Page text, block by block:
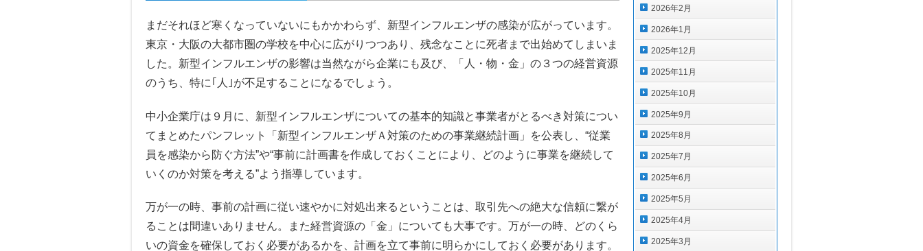
まだそれほど寒くなっていないにもかかわらず、新型インフルエンザの感染が広がっています。
東京・大阪の大都市圏の学校を中心に広がりつつあり、残念なことに死者まで出始めてしまいま
した。新型インフルエンザの影響は当然ながら企業にも及び、「人・物・金」の３つの経営資源
のうち、特に｢人｣が不足することになるでしょう。
中小企業庁は９月に、新型インフルエンザについての基本的知識と事業者がとるべき対策につい
てまとめたパンフレット「新型インフルエンザＡ対策のための事業継続計画」を公表し、“従業
員を感染から防ぐ方法”や“事前に計画書を作成しておくことにより、どのように事業を継続して
いくのか対策を考える”よう指導しています。
万が一の時、事前の計画に従い速やかに対処出来るということは、取引先への絶大な信頼に繋が
ることは間違いありません。また経営資源の「金」についても大事です。万が一の時、どのくら
いの資金を確保しておく必要があるかを、計画を立て事前に明らかにしておく必要があります。
2026年2月
2026年1月
2025年12月
2025年11月
2025年10月
2025年9月
2025年8月
2025年7月
2025年6月
2025年5月
2025年4月
2025年3月